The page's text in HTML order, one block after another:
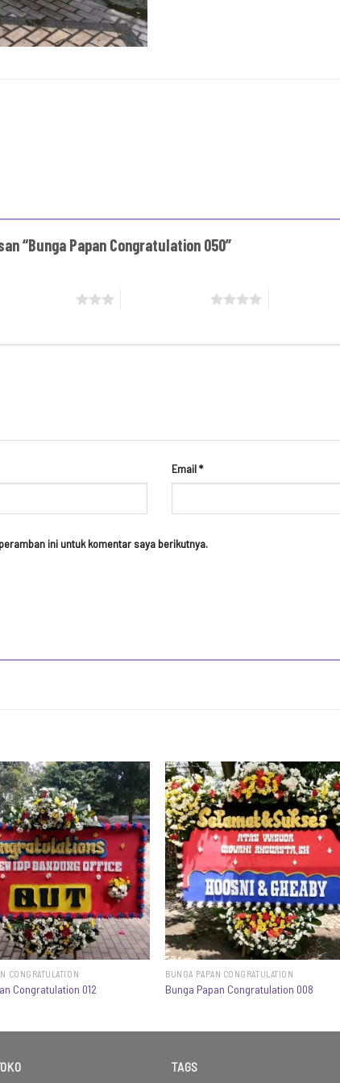
“Bunga Papan Congratulation 050”
Email*
ini untuk komentar saya berikutnya.
CONGRATULATION
Congratulation 012
BUNGA PAPAN CONGRATULATION
Bunga Papan Congratulation 008
TAGS